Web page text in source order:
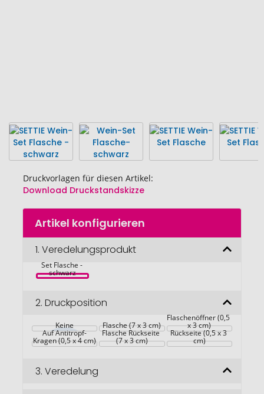
Druckvorlagen für diesen Artikel:
Download Druckstandskizze
Zum
Anfang
Bildgalerie
springen
Artikel konfigurieren
1. Veredelungsprodukt
Set Flasche -
schwarz
2. Druckposition
Keine Flasche (7 x 3 cm)
Flaschenöffner (0,5
x 3 cm)
Auf Antitropf-
Kragen (0,5 x 4 cm)
Flasche Rückseite
(7 x 3 cm)
Flaschenöffner
Rückseite (0,5 x 3
cm)
3. Veredelung